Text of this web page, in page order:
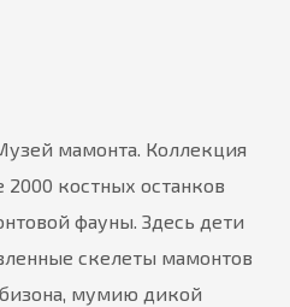
мамонта. Коллекция
2000 костных останков
фауны. Здесь дети
скелеты мамонтов
мумию дикой